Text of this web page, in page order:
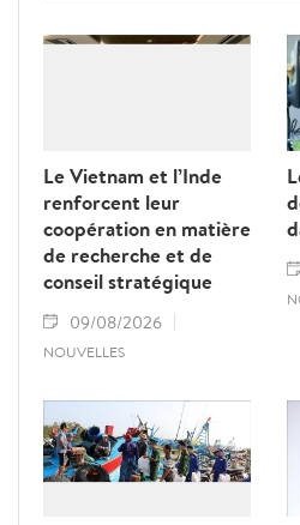
Phomvihane, soulignant
au renforcement des
de solidarité entre les
Le Vietnam et l’Inde
renforcent leur
coopération en matière
de recherche et de
conseil stratégique
09/08/2026
NOUVELLES